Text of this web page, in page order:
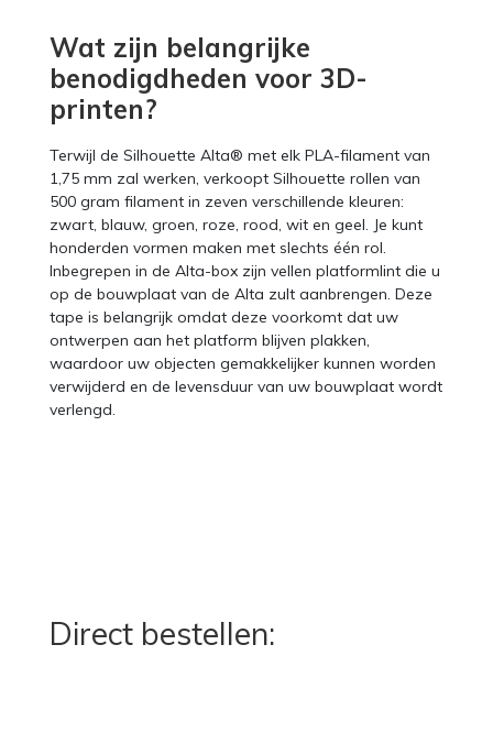
Wat zijn belangrijke
benodigdheden voor 3D-
printen?
Terwijl de Silhouette Alta® met elk PLA-filament van
1,75 mm zal werken, verkoopt Silhouette rollen van
500 gram filament in zeven verschillende kleuren:
zwart, blauw, groen, roze, rood, wit en geel. Je kunt
honderden vormen maken met slechts één rol.
Inbegrepen in de Alta-box zijn vellen platformlint die u
op de bouwplaat van de Alta zult aanbrengen. Deze
tape is belangrijk omdat deze voorkomt dat uw
ontwerpen aan het platform blijven plakken,
waardoor uw objecten gemakkelijker kunnen worden
verwijderd en de levensduur van uw bouwplaat wordt
verlengd.
Direct bestellen: